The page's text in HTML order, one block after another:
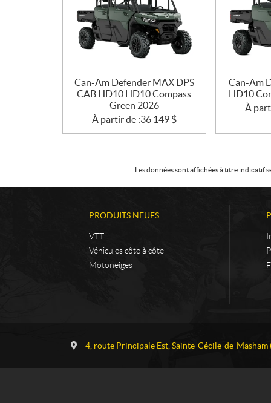
Can-Am Defender MAX DPS
CAB HD10 HD10 Compass
Green 2026
À partir de :36 149 $
Can-Am
HD10
À
Les données sont affichées à titre
PRODUITS NEUFS
VTT
Véhicules côte à côte
Motoneiges
4, route Principale Est Sainte-Cécile-de-Masham